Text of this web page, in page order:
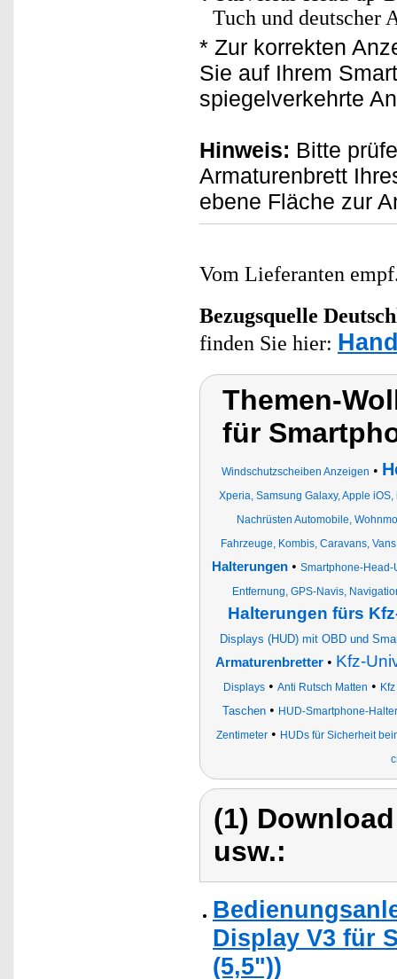
Tuch und deutscher
* Zur korrekten
Sie auf Ihrem
spiegelverkehrte
Hinweis: Bitte
Armaturenbrett
ebene Fläche zur
Vom Lieferanten
Bezugsquelle
finden Sie hier:
Themen-
für
Windschutzscheiben Anzeigen •
Xperia, Samsung Galaxy, Apple
Nachrüsten Automobile,
Fahrzeuge, Kombis, Caravans,
Halterungen• Smartphone-Head-
Entfernung, GPS-Navis,
Halterungen fürs
Displays (HUD) mit OBD und
Armaturenbretter• Kfz-
Displays• Anti Rutsch Matten •
Taschen• HUD-Smartphone-Halter
Zentimeter• HUDs für Sicherheit
(1)
usw.:
Display V3 für
(5,5"))